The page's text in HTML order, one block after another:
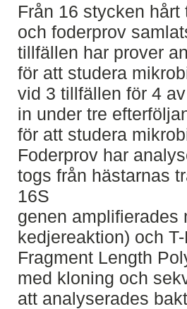
Från 16 stycken
och foderprov
tillfällen har prover
för att studera
vid 3 tillfällen för 4
in under tre
för att studera
Foderprov har
togs från hästarnas
16S
genen amplifierades
kedjereaktion) och
Fragment Length
med kloning och
att analyserades